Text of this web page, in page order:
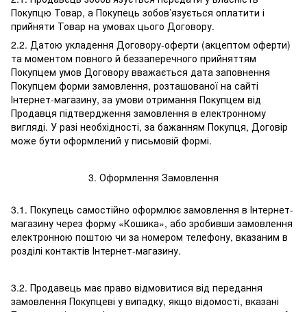
Покупцю Товар, а Покупець зобов’язується оплатити і
прийняти Товар на умовах цього Договору.
2.2. Датою укладення Договору-оферти (акцептом оферти)
та моментом повного й беззаперечного прийняттям
Покупцем умов Договору вважається дата заповнення
Покупцем форми замовлення, розташованої на сайті
Інтернет-магазину, за умови отримання Покупцем від
Продавця підтвердження замовлення в електронному
вигляді. У разі необхідності, за бажанням Покупця, Договір
може бути оформлений у письмовій формі.
3. Оформлення Замовлення
3.1. Покупець самостійно оформлює замовлення в Інтернет-
магазину через форму «Кошика», або зробивши замовлення
електронною поштою чи за номером телефону, вказаним в
розділі контактів Інтернет-магазину.
3.2. Продавець має право відмовитися від передання
замовлення Покупцеві у випадку, якщо відомості, вказані